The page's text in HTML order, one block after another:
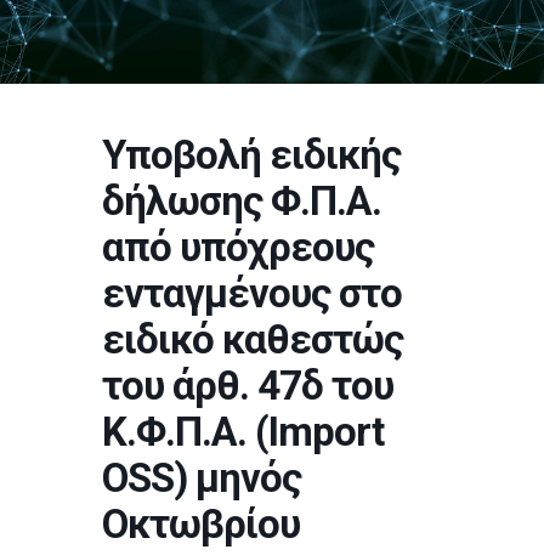
Υποβολή ειδικής
δήλωσης Φ.Π.Α.
από υπόχρεους
ενταγμένους στο
ειδικό καθεστώς
του άρθ. 47δ του
Κ.Φ.Π.Α. (Import
OSS) μηνός
Οκτωβρίου